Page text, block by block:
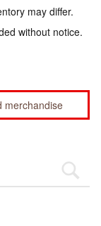
may differ.
without notice.
merchandise